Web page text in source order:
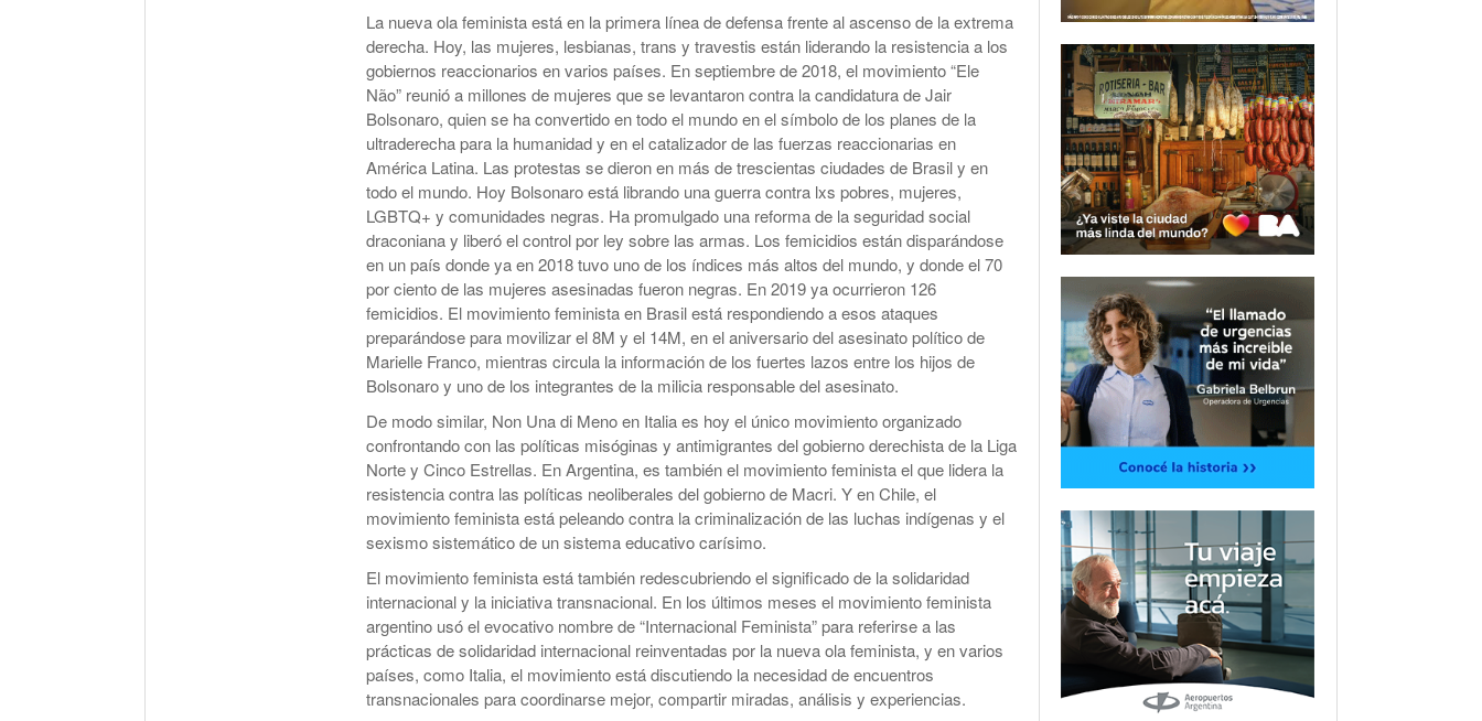
La nueva ola feminista está en la primera línea de defensa frente al ascenso de la extrema
derecha. Hoy, las mujeres, lesbianas, trans y travestis están liderando la resistencia a los
gobiernos reaccionarios en varios países. En septiembre de 2018, el movimiento “Ele
Não” reunió a millones de mujeres que se levantaron contra la candidatura de Jair
Bolsonaro, quien se ha convertido en todo el mundo en el símbolo de los planes de la
ultraderecha para la humanidad y en el catalizador de las fuerzas reaccionarias en
América Latina. Las protestas se dieron en más de trescientas ciudades de Brasil y en
todo el mundo. Hoy Bolsonaro está librando una guerra contra lxs pobres, mujeres,
LGBTQ+ y comunidades negras. Ha promulgado una reforma de la seguridad social
draconiana y liberó el control por ley sobre las armas. Los femicidios están disparándose
en un país donde ya en 2018 tuvo uno de los índices más altos del mundo, y donde el 70
por ciento de las mujeres asesinadas fueron negras. En 2019 ya ocurrieron 126
femicidios. El movimiento feminista en Brasil está respondiendo a esos ataques
preparándose para movilizar el 8M y el 14M, en el aniversario del asesinato político de
Marielle Franco, mientras circula la información de los fuertes lazos entre los hijos de
Bolsonaro y uno de los integrantes de la milicia responsable del asesinato.
De modo similar, Non Una di Meno en Italia es hoy el único movimiento organizado
confrontando con las políticas misóginas y antimigrantes del gobierno derechista de la Liga
Norte y Cinco Estrellas. En Argentina, es también el movimiento feminista el que lidera la
resistencia contra las políticas neoliberales del gobierno de Macri. Y en Chile, el
movimiento feminista está peleando contra la criminalización de las luchas indígenas y el
sexismo sistemático de un sistema educativo carísimo.
El movimiento feminista está también redescubriendo el significado de la solidaridad
internacional y la iniciativa transnacional. En los últimos meses el movimiento feminista
argentino usó el evocativo nombre de “Internacional Feminista” para referirse a las
prácticas de solidaridad internacional reinventadas por la nueva ola feminista, y en varios
países, como Italia, el movimiento está discutiendo la necesidad de encuentros
transnacionales para coordinarse mejor, compartir miradas, análisis y experiencias.